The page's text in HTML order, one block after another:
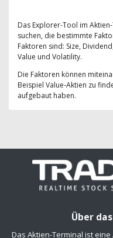
Das Explorer-Tool im
suchen, die bestimmte
Faktoren sind: Size,
Value und Volatility.
Die Faktoren können
Beispiel Value-Aktien zu
aufgebaut haben.
Über
Das Aktien-Terminal ist